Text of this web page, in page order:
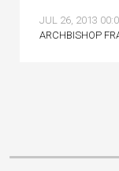
JUL 26, 2013
ARCHBISHOP